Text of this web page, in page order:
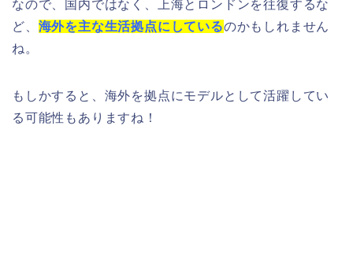
なので、国内ではなく、上海とロンドンを往復するな
ど、 海外を主な生活拠点にしているのかもしれません
ね。
もしかすると、海外を拠点にモデルとして活躍してい
る可能性もありますね！